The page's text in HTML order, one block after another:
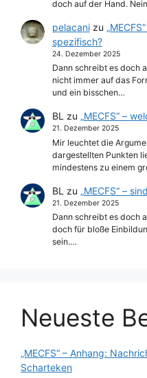
doch auf der Hand.
pelacanizu
spezifisch?
24. Dezember 2025
Dann schreibt es doch
nicht immer auf das
und ein bisschen…
BL zu „MECFS“ –
21. Dezember 2025
Mir leuchtet die
dargestellten Punkten
mindestens zu einem
BL zu „MECFS“ –
21. Dezember 2025
Dann schreibt es doch
doch für bloße
sein.…
Neueste
„MECFS“ – Anhang:
Scharteken